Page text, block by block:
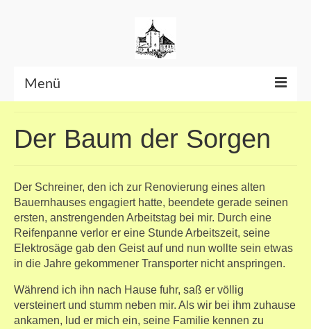
Menü
Datenschutzerklärung
Der Baum der Sorgen
Der Schreiner, den ich zur Renovierung eines alten
Bauernhauses engagiert hatte, beendete gerade seinen
ersten, anstrengenden Arbeitstag bei mir. Durch eine
Reifenpanne verlor er eine Stunde Arbeitszeit, seine
Elektrosäge gab den Geist auf und nun wollte sein etwas
in die Jahre gekommener Transporter nicht anspringen.
Während ich ihn nach Hause fuhr, saß er völlig
versteinert und stumm neben mir. Als wir bei ihm zuhause
ankamen, lud er mich ein, seine Familie kennen zu